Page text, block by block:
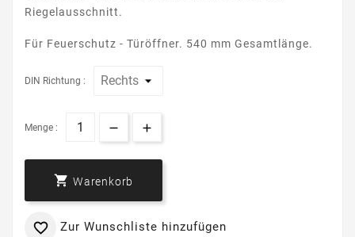
Riegelausschnitt.
Für Feuerschutz - Türöffner. 540 mm Gesamtlänge.
DIN Richtung :
Menge :
 Warenkorb
 Zur Wunschliste hinzufügen